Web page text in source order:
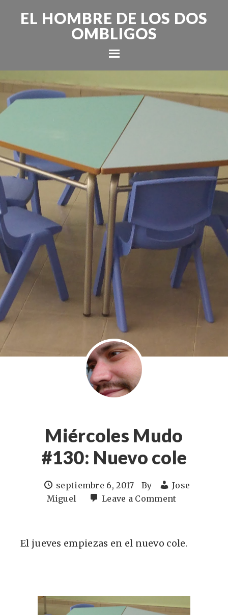
EL HOMBRE DE LOS DOS
OMBLIGOS
Miércoles Mudo
#130: Nuevo cole
septiembre 6, 2017 By
Jose
Miguel
Leave a Comment
El jueves empiezas en el nuevo cole.